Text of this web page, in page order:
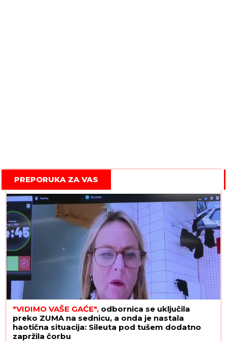
PREPORUKA ZA VAS
"VIDIMO VAŠE GAĆE", odbornica se uključila
preko ZUMA na sednicu, a onda je nastala
haotična situacija: Sileuta pod tušem dodatno
zapržila čorbu